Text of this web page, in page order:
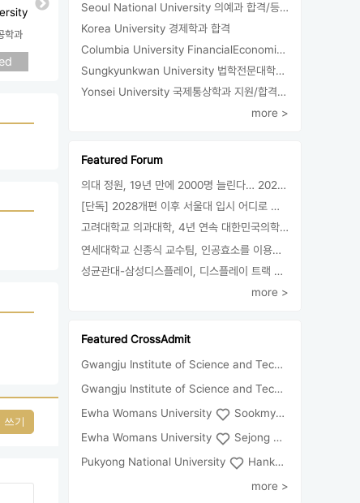
학과
Sejong University
전자통신공학과
쓰기
Seoul National University 의예과 합격/등록
Korea University 경제학과 합격
Columbia University FinancialEconomics 지원
Sungkyunkwan University 법학전문대학원 지원/합격
Yonsei University 국제통상학과 지원/합격/등록
more >
Featured Forum
의대 정원, 19년 만에 2000명 늘린다… 2025년 입시부터 적용
[단독] 2028개편 이후 서울대 입시 어디로 갈까.. ‘정시40% 폐지 추진’
고려대학교 의과대학, 4년 연속 대한민국의학한림원 정회원 최다 배출 外
연세대학교 신종식 교수팀, 인공효소를 이용한 아민의 키랄전환 세계 최초로 성공
성균관대-삼성디스플레이, 디스플레이 트랙 운영 협약 체결
more >
Featured CrossAdmit
Gwangju Institute of Science and Technology
Gwangju Institute of Science and Technology
Ewha Womans University
Sookmyung Women's University
Ewha Womans University
Sejong University
Pukyong National University
Hankuk University of Foreign Studies(Global Campus
more >